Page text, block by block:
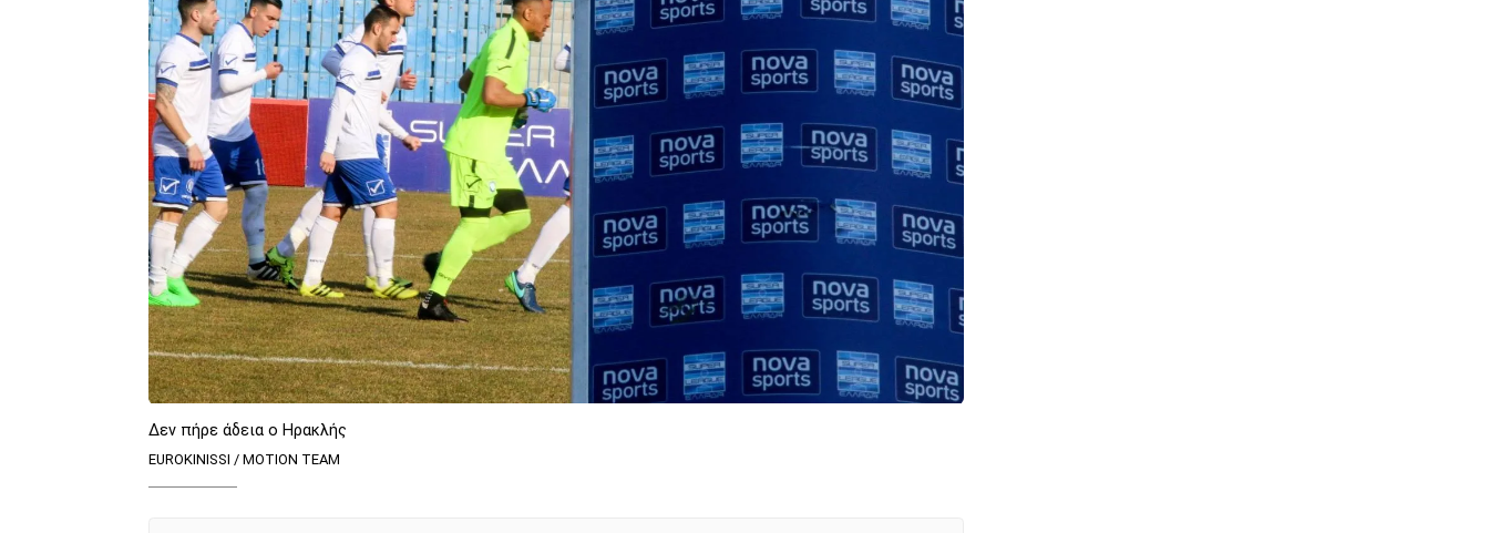
Δεν πήρε άδεια ο Ηρακλής
EUROKINISSI / MOTION TEAM